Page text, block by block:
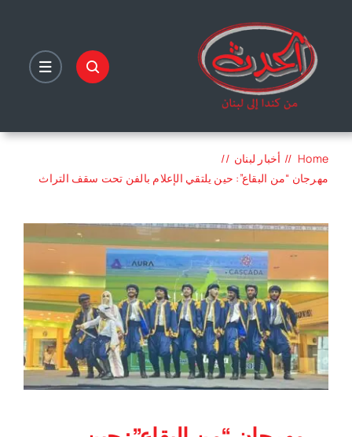
content
Home
أخبار لبنان
مهرجان “من البقاع”: حين يلتقي الإعلام بالفن تحت سقف التراث